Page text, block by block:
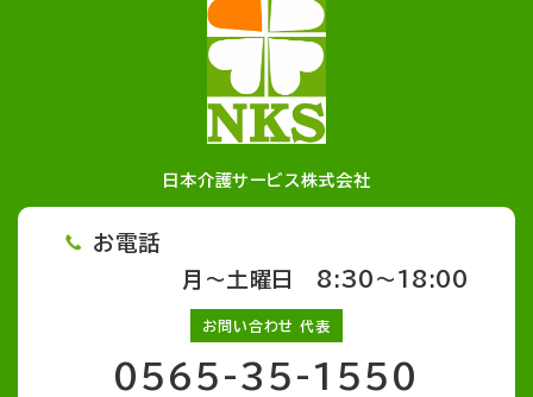
日本介護サービス株式会社
お電話
月～土曜日 8:30～18:00
お問い合わせ 代表
0565-35-1550